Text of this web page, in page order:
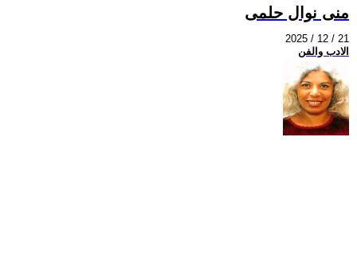
منى نوال حلمى
2025 / 12 / 21
الادب والفن